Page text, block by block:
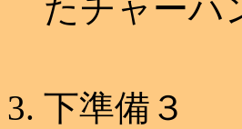
たチャーハ
下準備３